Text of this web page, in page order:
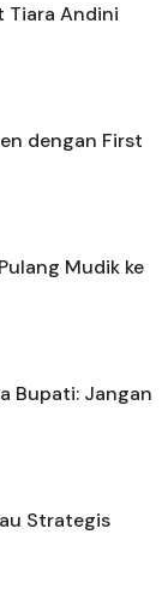
Tiara Andini
dengan First
Mudik ke
Bupati: Jangan
Strategis